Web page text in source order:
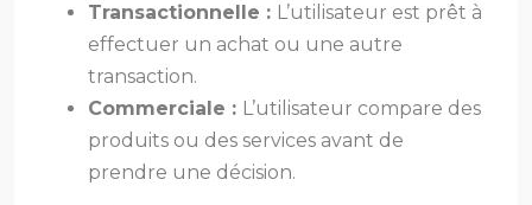
Transactionnelle : L’utilisateur est prêt à
effectuer un achat ou une autre
transaction.
Commerciale : L’utilisateur compare des
produits ou des services avant de
prendre une décision.